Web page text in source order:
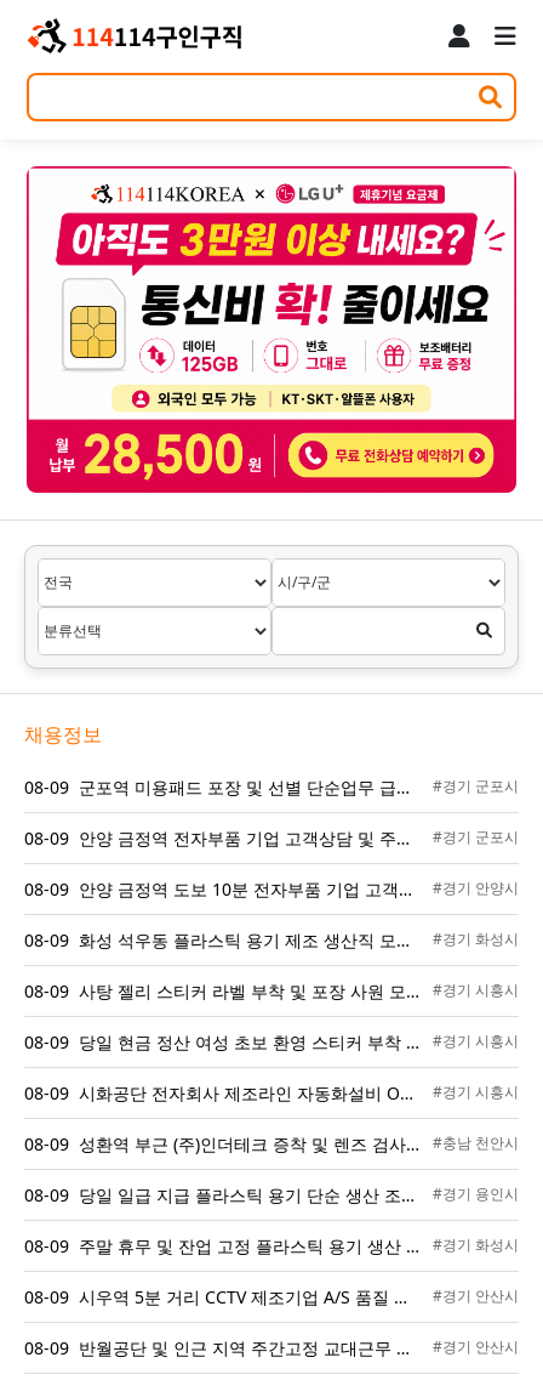
채용정보
08-09 군포역 미용패드 포장 및 선별 단순업무 급여 익일지급 단기 장기 가능 #경기 군포시
08-09 안양 금정역 전자부품 기업 고객상담 및 주문관리 사무직 채용 초보 가능 #경기 군포시
08-09 안양 금정역 도보 10분 전자부품 기업 고객상담 및 주문관리 사무원 채용 초보 가능 #경기 안양시
08-09 화성 석우동 플라스틱 용기 제조 생산직 모집 주간고정 및 2교대 선택 가능 신입 환영 #경기 화성시
08-09 사탕 젤리 스티커 라벨 부착 및 포장 사원 모집 일당 9만원 당일 지급 #경기 시흥시
08-09 당일 현금 정산 여성 초보 환영 스티커 부착 및 단순 포장 사원 모집 #경기 시흥시
08-09 시화공단 전자회사 제조라인 자동화설비 OP 및 포장 채용 (F2, F4, F5, F6 비자 가능) #경기 시흥시
08-09 성환역 부근 (주)인더테크 증착 및 렌즈 검사 포장 생산직 모집 통근버스 운행 #충남 천안시
08-09 당일 일급 지급 플라스틱 용기 단순 생산 조립 및 포장 사원 모집 성별 나이 무관 초보자 환영 #경기 용인시
08-09 주말 휴무 및 잔업 고정 플라스틱 용기 생산 사출 조립 사원 모집 선착순 마감 #경기 화성시
08-09 시우역 5분 거리 CCTV 제조기업 A/S 품질 담당자 채용 (야근 없음 / 초보 가능) #경기 안산시
08-09 반월공단 및 인근 지역 주간고정 교대근무 생산직 모집 #경기 안산시